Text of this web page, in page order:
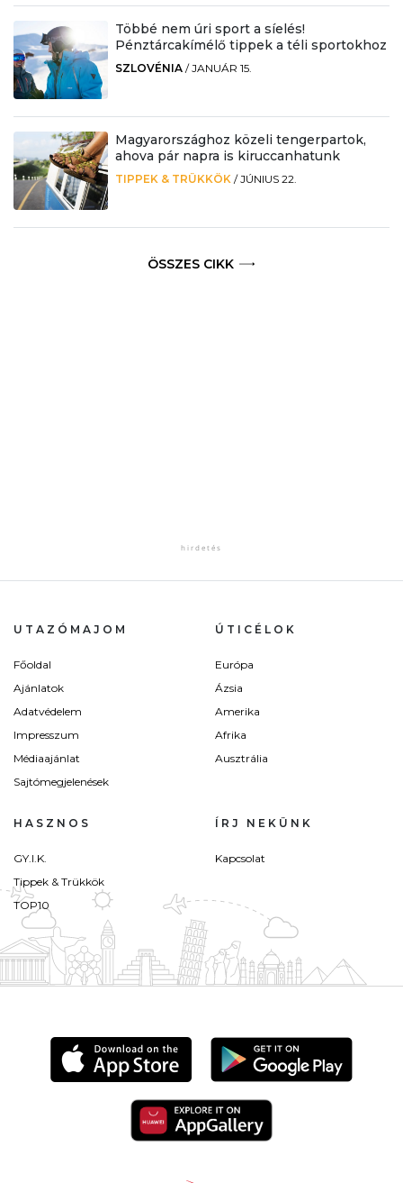
Többé nem úri sport a síelés!
Pénztárcakímélő tippek a téli sportokhoz
SZLOVÉNIA /JANUÁR 15.
Magyarországhoz közeli tengerpartok,
ahova pár napra is kiruccanhatunk
TIPPEK & TRÜKKÖK /JÚNIUS 22.
ÖSSZES CIKK
UTAZÓMAJOM
Főoldal
Ajánlatok
Adatvédelem
Impresszum
Médiaajánlat
Sajtómegjelenések
ÚTICÉLOK
Európa
Ázsia
Amerika
Afrika
Ausztrália
HASZNOS
GY.I.K.
Tippek & Trükkök
TOP10
ÍRJ NEKÜNK
Kapcsolat